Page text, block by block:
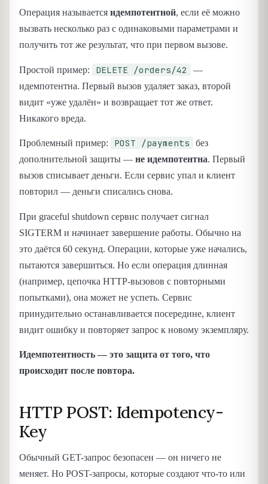
Операция называется идемпотентной, если её можно
вызвать несколько раз с одинаковыми параметрами и
получить тот же результат, что при первом вызове.
Простой пример: DELETE /orders/42
—
идемпотентна. Первый вызов удаляет заказ, второй
видит «уже удалён» и возвращает тот же ответ.
Никакого вреда.
Проблемный пример: POST /payments
без
дополнительной защиты — не идемпотентна. Первый
вызов списывает деньги. Если сервис упал и клиент
повторил — деньги списались снова.
При graceful shutdown сервис получает сигнал
SIGTERM и начинает завершение работы. Обычно на
это даётся 60 секунд. Операции, которые уже начались,
пытаются завершиться. Но если операция длинная
(например, цепочка HTTP-вызовов с повторными
попытками), она может не успеть. Сервис
принудительно останавливается посередине, клиент
видит ошибку и повторяет запрос к новому экземпляру.
Идемпотентность — это защита от того, что
происходит после повтора.
HTTP POST: Idempotency-
Key
Обычный GET-запрос безопасен — он ничего не
меняет. Но POST-запросы, которые создают что-то или